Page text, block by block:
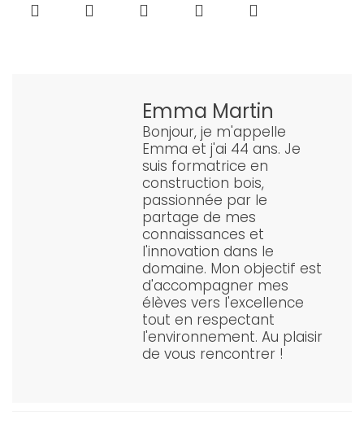
Emma Martin
Bonjour, je m'appelle
Emma et j'ai 44 ans. Je
suis formatrice en
construction bois,
passionnée par le
partage de mes
connaissances et
l'innovation dans le
domaine. Mon objectif est
d'accompagner mes
élèves vers l'excellence
tout en respectant
l'environnement. Au plaisir
de vous rencontrer !